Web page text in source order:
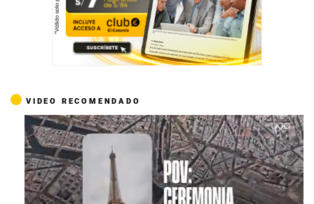
VIDEO RECOMENDADO